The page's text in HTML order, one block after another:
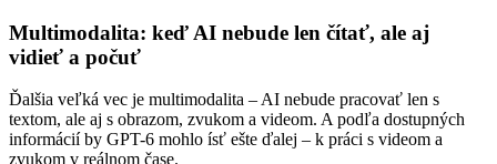
Multimodalita: keď AI nebude len čítať, ale aj
vidieť a počuť
Ďalšia veľká vec je multimodalita – AI nebude pracovať len s
textom, ale aj s obrazom, zvukom a videom. A podľa dostupných
informácií by GPT-6 mohlo ísť ešte ďalej – k práci s videom a
zvukom v reálnom čase.